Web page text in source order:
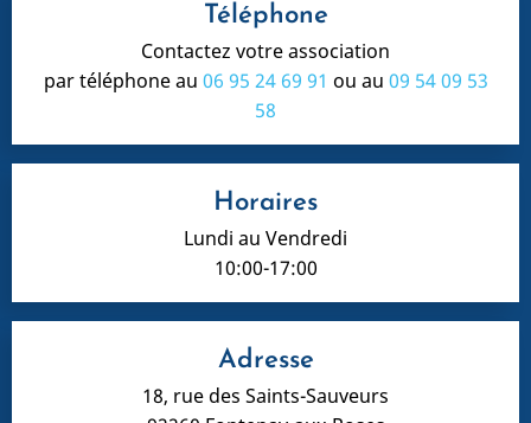
Téléphone
Contactez votre association
par téléphone au 06 95 24 69 91 ou au 09 54 09 53
58
Horaires
Lundi au Vendredi
10:00-17:00
Adresse
18, rue des Saints-Sauveurs